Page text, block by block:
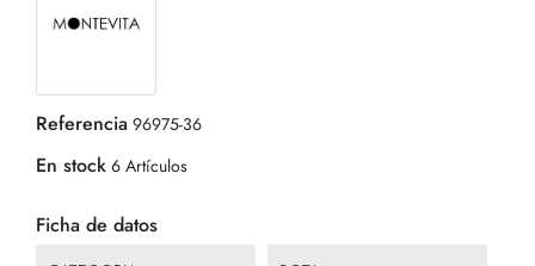
Referencia 96975-36
En stock 6 Artículos
Ficha de datos